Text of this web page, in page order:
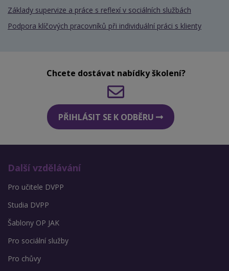
Základy supervize a práce s reflexí v sociálních službách
Podpora klíčových pracovníků při individuální práci s klienty
Chcete dostávat nabídky školení?
PŘIHLÁSIT SE K ODBĚRU
Další vzdělávání
Pro učitele DVPP
Studia DVPP
Šablony OP JAK
Pro sociální služby
Pro chůvy